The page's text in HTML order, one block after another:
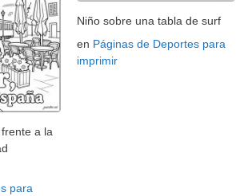
a la
para
Niño sobre una tabla de surf
en Páginas de Deportes para
imprimir